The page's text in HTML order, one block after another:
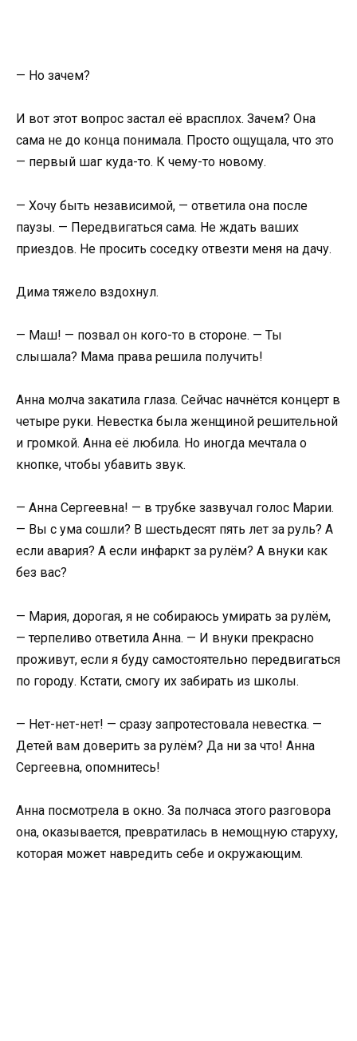
— Но зачем?
И вот этот вопрос застал её врасплох. Зачем? Она
сама не до конца понимала. Просто ощущала, что это
— первый шаг куда-то. К чему-то новому.
— Хочу быть независимой, — ответила она после
паузы. — Передвигаться сама. Не ждать ваших
приездов. Не просить соседку отвезти меня на дачу.
Дима тяжело вздохнул.
— Маш! — позвал он кого-то в стороне. — Ты
слышала? Мама права решила получить!
Анна молча закатила глаза. Сейчас начнётся концерт в
четыре руки. Невестка была женщиной решительной
и громкой. Анна её любила. Но иногда мечтала о
кнопке, чтобы убавить звук.
— Анна Сергеевна! — в трубке зазвучал голос Марии.
— Вы с ума сошли? В шестьдесят пять лет за руль? А
если авария? А если инфаркт за рулём? А внуки как
без вас?
— Мария, дорогая, я не собираюсь умирать за рулём,
— терпеливо ответила Анна. — И внуки прекрасно
проживут, если я буду самостоятельно передвигаться
по городу. Кстати, смогу их забирать из школы.
— Нет-нет-нет! — сразу запротестовала невестка. —
Детей вам доверить за рулём? Да ни за что! Анна
Сергеевна, опомнитесь!
Анна посмотрела в окно. За полчаса этого разговора
она, оказывается, превратилась в немощную старуху,
которая может навредить себе и окружающим.